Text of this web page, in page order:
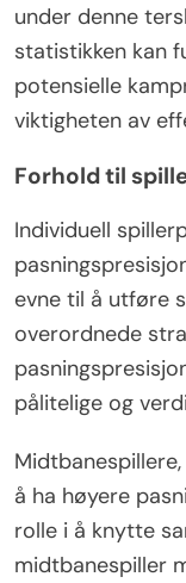
under denne
statistikken kan
potensielle
viktigheten av
Forhold til
Individuell
evne til å utføre
overordnede
pålitelige og
å ha høyere
rolle i å knytte
midtbanespiller